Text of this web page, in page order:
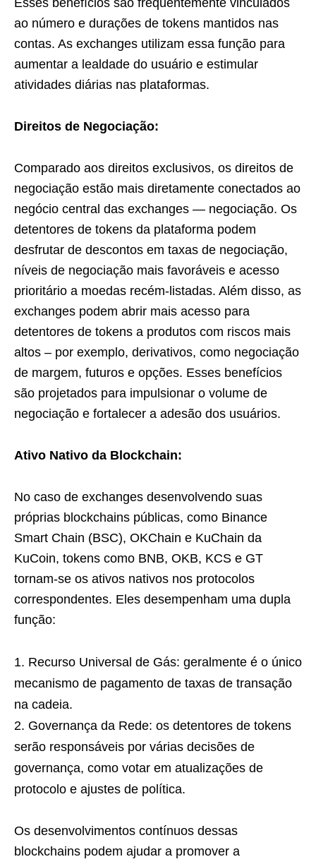
Esses benefícios são frequentemente vinculados
ao número e durações de tokens mantidos nas
contas. As exchanges utilizam essa função para
aumentar a lealdade do usuário e estimular
atividades diárias nas plataformas.
Direitos de Negociação:
Comparado aos direitos exclusivos, os direitos de
negociação estão mais diretamente conectados ao
negócio central das exchanges — negociação. Os
detentores de tokens da plataforma podem
desfrutar de descontos em taxas de negociação,
níveis de negociação mais favoráveis e acesso
prioritário a moedas recém-listadas. Além disso, as
exchanges podem abrir mais acesso para
detentores de tokens a produtos com riscos mais
altos – por exemplo, derivativos, como negociação
de margem, futuros e opções. Esses benefícios
são projetados para impulsionar o volume de
negociação e fortalecer a adesão dos usuários.
Ativo Nativo da Blockchain:
No caso de exchanges desenvolvendo suas
próprias blockchains públicas, como Binance
Smart Chain (BSC), OKChain e KuChain da
KuCoin, tokens como BNB, OKB, KCS e GT
tornam-se os ativos nativos nos protocolos
correspondentes. Eles desempenham uma dupla
função:
Recurso Universal de Gás: geralmente é o único
mecanismo de pagamento de taxas de transação
na cadeia.
Governança da Rede: os detentores de tokens
serão responsáveis por várias decisões de
governança, como votar em atualizações de
protocolo e ajustes de política.
Os desenvolvimentos contínuos dessas
blockchains podem ajudar a promover a